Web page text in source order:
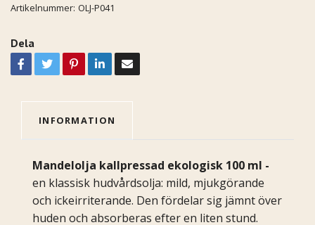
Artikelnummer: OLJ-P041
Dela
INFORMATION
Mandelolja kallpressad ekologisk 100 ml -
en klassisk hudvårdsolja: mild, mjukgörande
och ickeirriterande. Den fördelar sig jämnt över
huden och absorberas efter en liten stund.